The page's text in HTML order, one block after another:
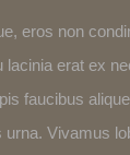
eros non
lacinia erat ex
faucibus
urna. Vivamus